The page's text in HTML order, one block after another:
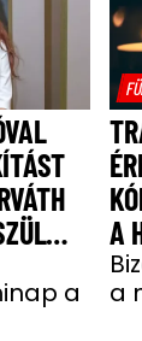
a
A
a